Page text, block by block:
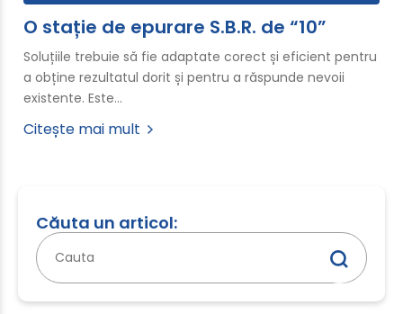
Căuta un articol:
Caută
după:
O stație de epurare S.B.R. de “10”
Soluțiile trebuie să fie adaptate corect și eficient pentru
a obține rezultatul dorit și pentru a răspunde nevoii
existente. Este…
Citește mai mult